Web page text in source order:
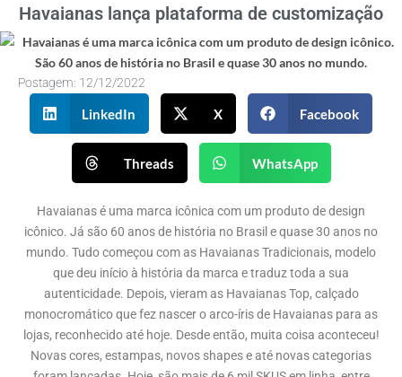
Havaianas lança plataforma de customização
Postagem: 12/12/2022
LinkedIn X Facebook
Threads WhatsApp
Havaianas é uma marca icônica com um produto de design
icônico. Já são 60 anos de história no Brasil e quase 30 anos no
mundo. Tudo começou com as Havaianas Tradicionais, modelo
que deu início à história da marca e traduz toda a sua
autenticidade. Depois, vieram as Havaianas Top, calçado
monocromático que fez nascer o arco-íris de Havaianas para as
lojas, reconhecido até hoje. Desde então, muita coisa aconteceu!
Novas cores, estampas, novos shapes e até novas categorias